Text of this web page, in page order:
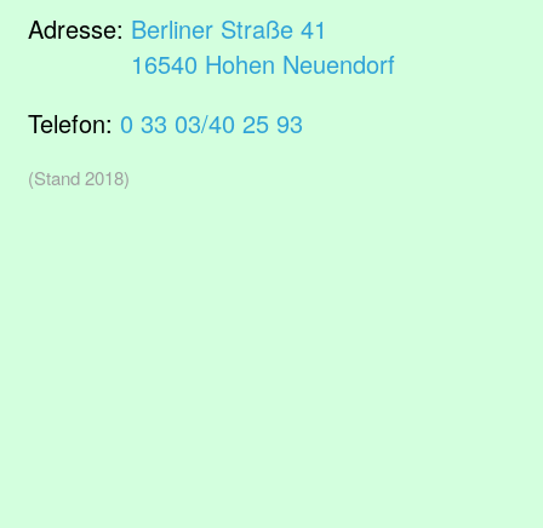
Adresse: Berliner Straße 41
16540 Hohen Neuendorf
Telefon: 0 33 03/40 25 93
(Stand 2018)